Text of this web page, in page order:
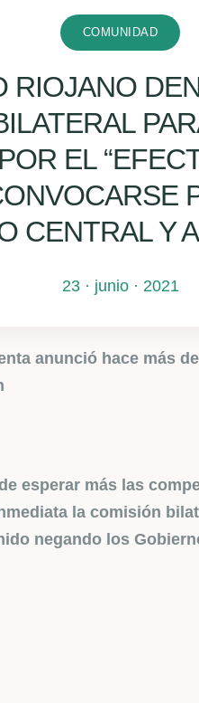
COMUNIDAD
RIOJANO
EL
CENTRAL Y
23 · junio · 2021
anunció hace más
esperar más las
la comisión
negando los